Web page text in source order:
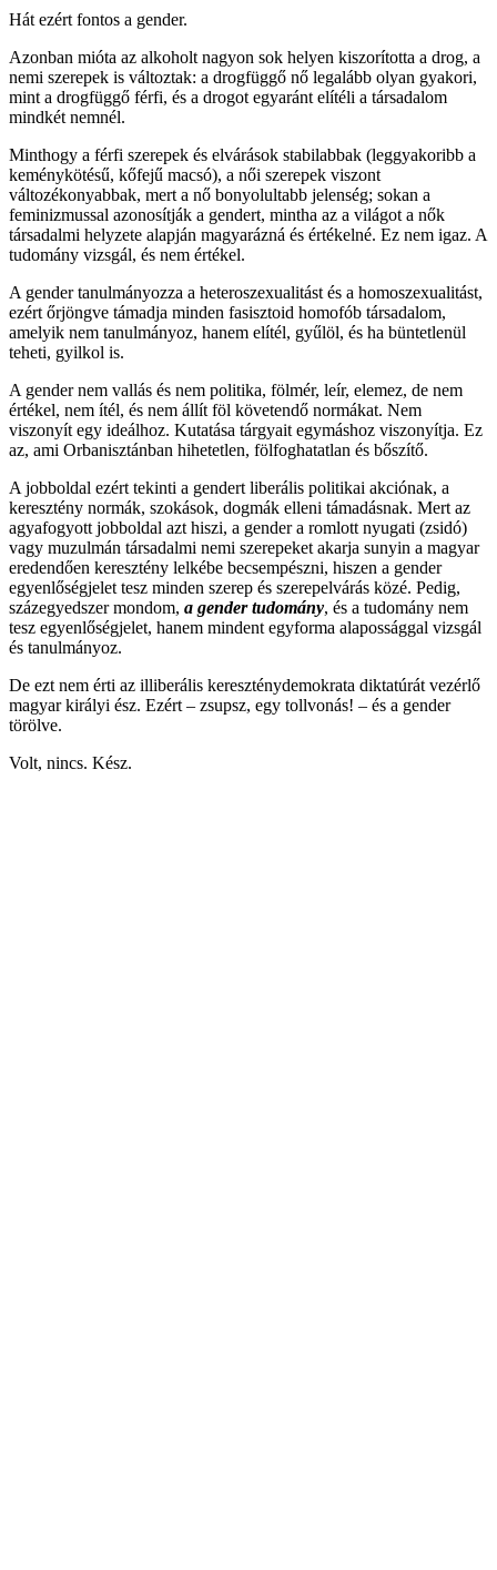
Hát ezért fontos a gender.
Azonban mióta az alkoholt nagyon sok helyen kiszorította a drog, a
nemi szerepek is változtak: a drogfüggő nő legalább olyan gyakori,
mint a drogfüggő férfi, és a drogot egyaránt elítéli a társadalom
mindkét nemnél.
Minthogy a férfi szerepek és elvárások stabilabbak (leggyakoribb a
keménykötésű, kőfejű macsó), a női szerepek viszont
változékonyabbak, mert a nő bonyolultabb jelenség; sokan a
feminizmussal azonosítják a gendert, mintha az a világot a nők
társadalmi helyzete alapján magyarázná és értékelné. Ez nem igaz. A
tudomány vizsgál, és nem értékel.
A gender tanulmányozza a heteroszexualitást és a homoszexualitást,
ezért őrjöngve támadja minden fasisztoid homofób társadalom,
amelyik nem tanulmányoz, hanem elítél, gyűlöl, és ha büntetlenül
teheti, gyilkol is.
A gender nem vallás és nem politika, fölmér, leír, elemez, de nem
értékel, nem ítél, és nem állít föl követendő normákat. Nem
viszonyít egy ideálhoz. Kutatása tárgyait egymáshoz viszonyítja. Ez
az, ami Orbanisztánban hihetetlen, fölfoghatatlan és bőszítő.
A jobboldal ezért tekinti a gendert liberális politikai akciónak, a
keresztény normák, szokások, dogmák elleni támadásnak. Mert az
agyafogyott jobboldal azt hiszi, a gender a romlott nyugati (zsidó)
vagy muzulmán társadalmi nemi szerepeket akarja sunyin a magyar
eredendően keresztény lelkébe becsempészni, hiszen a gender
egyenlőségjelet tesz minden szerep és szerepelvárás közé. Pedig,
százegyedszer mondom, a gender tudomány, és a tudomány nem
tesz egyenlőségjelet, hanem mindent egyforma alapossággal vizsgál
és tanulmányoz.
De ezt nem érti az illiberális kereszténydemokrata diktatúrát vezérlő
magyar királyi ész. Ezért – zsupsz, egy tollvonás! – és a gender
törölve.
Volt, nincs. Kész.